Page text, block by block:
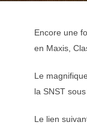
Encore une
en Maxis,
Le
la SNST
Le lien